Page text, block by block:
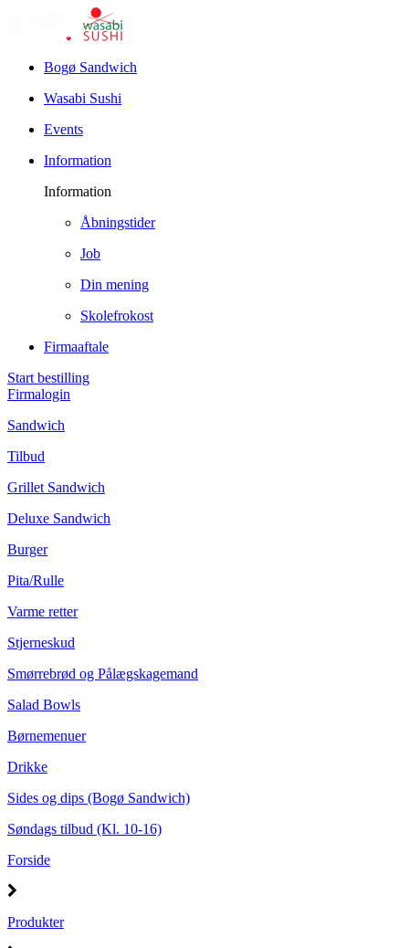
Bogø Sandwich
Wasabi Sushi
Events
Information
Information
Åbningstider
Job
Din mening
Skolefrokost
Firmaaftale
Start bestilling
Firmalogin
Sandwich
Tilbud
Grillet Sandwich
Deluxe Sandwich
Burger
Pita/Rulle
Varme retter
Stjerneskud
Smørrebrød og Pålægskagemand
Salad Bowls
Børnemenuer
Drikke
Sides og dips (Bogø Sandwich)
Søndags tilbud (Kl. 10-16)
Forside
Produkter